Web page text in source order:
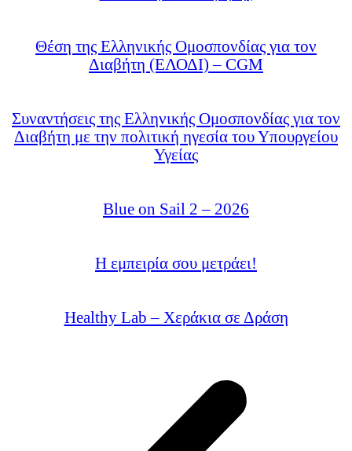
Θέση της Ελληνικής Ομοσπονδίας για τον
Διαβήτη (ΕΛΟΔΙ) – CGM
Συναντήσεις της Ελληνικής Ομοσπονδίας για τον
Διαβήτη με την πολιτική ηγεσία του Υπουργείου
Υγείας
Blue on Sail 2 – 2026
Η εμπειρία σου μετράει!
Healthy Lab – Χεράκια σε Δράση